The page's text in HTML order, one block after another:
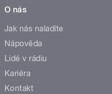
O nás
Jak nás naladíte
Nápověda
Lidé v rádiu
Kariéra
Kontakt